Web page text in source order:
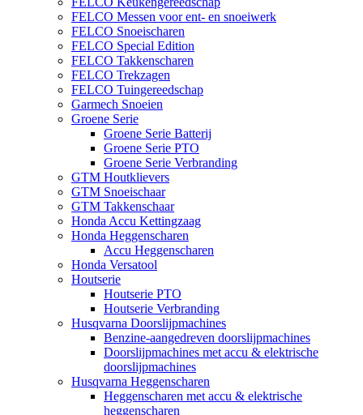
FELCO Messen voor ent- en snoeiwerk
FELCO Snoeischaren
FELCO Special Edition
FELCO Takkenscharen
FELCO Trekzagen
FELCO Tuingereedschap
Garmech Snoeien
Groene Serie
Groene Serie Batterij
Groene Serie PTO
Groene Serie Verbranding
GTM Houtklievers
GTM Snoeischaar
GTM Takkenschaar
Honda Accu Kettingzaag
Honda Heggenscharen
Accu Heggenscharen
Honda Versatool
Houtserie
Houtserie PTO
Houtserie Verbranding
Husqvarna Doorslijpmachines
Benzine-aangedreven doorslijpmachines
Doorslijpmachines met accu & elektrische
doorslijpmachines
Husqvarna Heggenscharen
Heggenscharen met accu & elektrische
heggenscharen